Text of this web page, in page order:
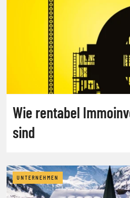
Wie rentabel
sind
UNTERNEHMEN